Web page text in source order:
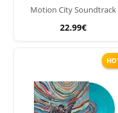
Motion City Soundtrack
22.99€